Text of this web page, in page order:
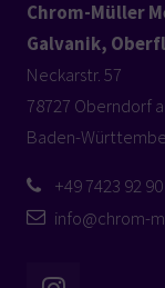
Chrom-Müller
Galvanik,
Neckarstr. 57
78727 Oberndorf
Baden-
+49 7423 92
info@chrom-